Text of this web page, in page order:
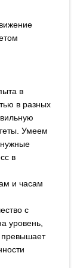
в
в разных
Умеем
нужные
в
и часам
с
уровень,
превышает